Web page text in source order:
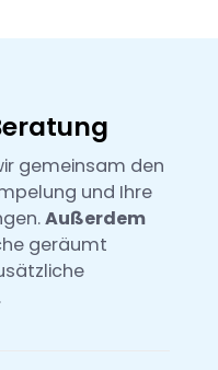
gemeinsam den
und Ihre
Außerdem
geräumt